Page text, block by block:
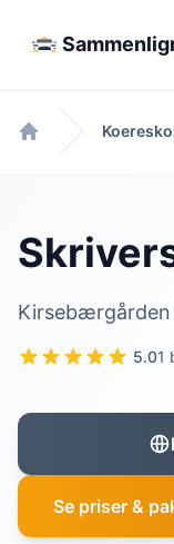
Forside
Kirsebærgården
5.01
Se priser &